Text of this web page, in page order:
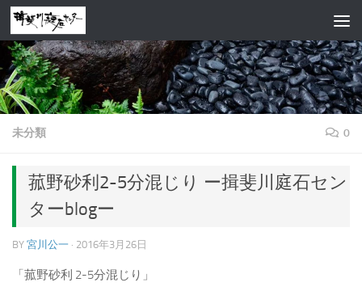
コンテンツへスキップ
未分類 0
菰野砂利2-5分混じり ー揖斐川庭石セン
ターblogー
BY 宮川公一 · 2016年3月26日
「菰野砂利 2-5分混じり」